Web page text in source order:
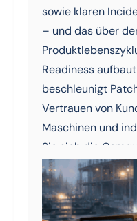
sowie klaren
– und das über
Readiness
beschleunigt
Vertrauen von
Maschinen und
Sie sich die
Checkliste: So
Anforderungen
OT/IT-